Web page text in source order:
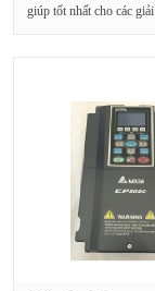
giúp tốt nhất cho các